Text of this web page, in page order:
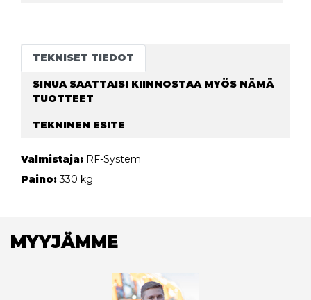
TEKNISET TIEDOT
SINUA SAATTAISI KIINNOSTAA MYÖS NÄMÄ
TUOTTEET
TEKNINEN ESITE
Valmistaja: RF-System
Paino: 330 kg
MYYJÄMME